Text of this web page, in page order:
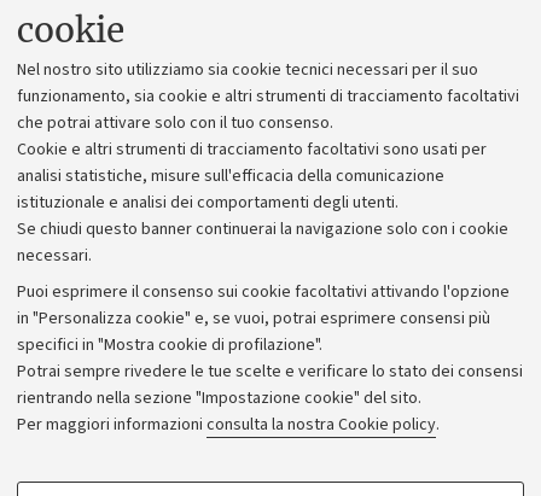
cookie
Nel nostro sito utilizziamo sia cookie tecnici necessari per il suo
funzionamento, sia cookie e altri strumenti di tracciamento facoltativi
che potrai attivare solo con il tuo consenso.
Cookie e altri strumenti di tracciamento facoltativi sono usati per
analisi statistiche, misure sull'efficacia della comunicazione
istituzionale e analisi dei comportamenti degli utenti.
Se chiudi questo banner continuerai la navigazione solo con i cookie
necessari.
Puoi esprimere il consenso sui cookie facoltativi attivando l'opzione
in "Personalizza cookie" e, se vuoi, potrai esprimere consensi più
specifici in "Mostra cookie di profilazione".
Potrai sempre rivedere le tue scelte e verificare lo stato dei consensi
rientrando nella sezione "Impostazione cookie" del sito.
Per maggiori informazioni consulta la nostra Cookie policy.
COOKIE DI PROFILAZIONE - FACOLTATIVI
Alumni community
Piano strategico
Bilanci
Donazioni e 5x1000
Bandi, gare e concorsi
Albo online
Amministrazione trasparente
Atti di notifica
Informazioni sul sito e accessibilità
Dichiarazione di accessibilità